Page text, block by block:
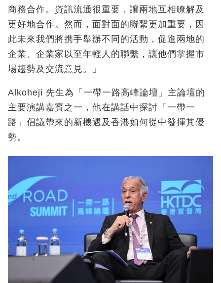
商務合作。資訊流通很重要，讓兩地互相瞭解及
更好地合作。然而，面對面的聯繫更加重要，因
此未來我們將携手舉辦不同的活動，促進兩地的
企業、企業家以至年輕人的聯繫，讓他們掌握市
場趨勢及交流意見。」
Alkoheji 先生為「一帶一路高峰論壇」主論壇的
主要演講嘉賓之一，他在講話中探討「一帶一
路」倡議帶來的新機遇及香港如何從中發揮其優
勢。